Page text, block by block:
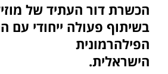
הכשרת דור העתיד של
בשיתוף פעולה ייחודי עם
הפילהרמונית
הישראלית.